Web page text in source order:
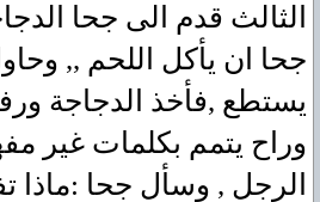
الثالث قدم الى جحا
جحا ان يأكل اللحم ,,
يستطع ,فأخذ الدجاجة
وراح يتمم بكلمات غير
الرجل , وسأل جحا :ماذا